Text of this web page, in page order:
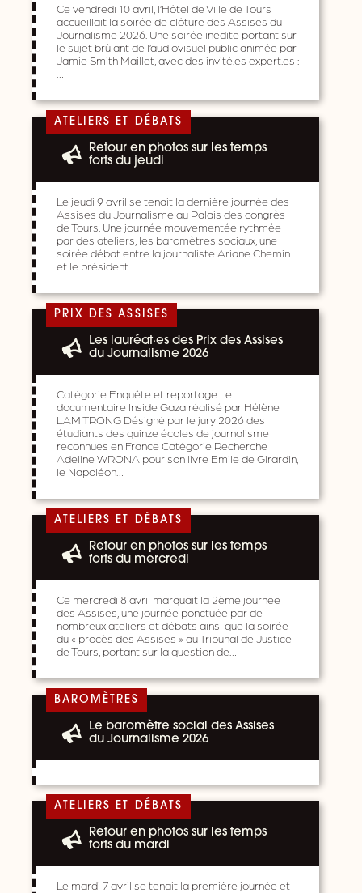
Ce vendredi 10 avril, l’Hôtel de Ville de Tours
accueillait la soirée de clôture des Assises du
Journalisme 2026. Une soirée inédite portant sur
le sujet brûlant de l’audiovisuel public animée par
Jamie Smith Maillet, avec des invité.es expert.es :
ATELIERS ET DÉBATS
Retour en photos sur les temps
forts du jeudi
Le jeudi 9 avril se tenait la dernière journée des
Assises du Journalisme au Palais des congrès
de Tours. Une journée mouvementée rythmée
par des ateliers, les baromètres sociaux, une
soirée débat entre la journaliste Ariane Chemin
et le président…
PRIX DES ASSISES
Les lauréat·es des Prix des Assises
du Journalisme 2026
Catégorie Enquête et reportage Le
documentaire Inside Gaza réalisé par Hélène
LAM TRONG Désigné par le jury 2026 des
étudiants des quinze écoles de journalisme
reconnues en France Catégorie Recherche
Adeline WRONA pour son livre Emile de Girardin,
le Napoléon…
ATELIERS ET DÉBATS
Retour en photos sur les temps
forts du mercredi
Ce mercredi 8 avril marquait la 2ème journée
des Assises, une journée ponctuée par de
nombreux ateliers et débats ainsi que la soirée
du « procès des Assises » au Tribunal de Justice
de Tours, portant sur la question de…
BAROMÈTRES
Le baromètre social des Assises
du Journalisme 2026
ATELIERS ET DÉBATS
Retour en photos sur les temps
forts du mardi
Le mardi 7 avril se tenait la première journée et